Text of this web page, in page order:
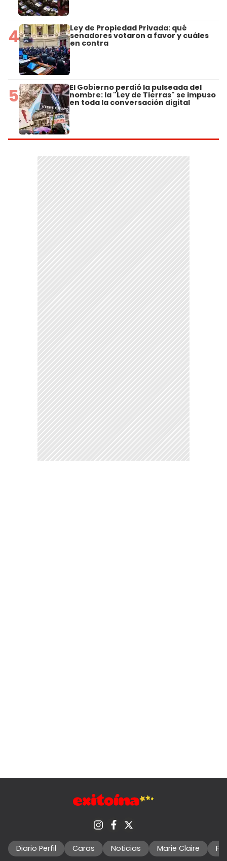
4 Ley de Propiedad Privada: qué
senadores votaron a favor y cuáles
en contra
5 El Gobierno perdió la pulseada del
nombre: la "Ley de Tierras" se impuso
en toda la conversación digital
Diario Perfil Caras Noticias Marie Claire